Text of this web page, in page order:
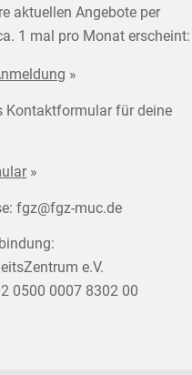
aktuellen Angebote per
1 mal pro Monat erscheint:
»
Kontaktformular für deine
»
fgz@fgz-muc.de
e.V.
0500 0007 8302 00